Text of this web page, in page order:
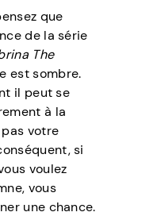
que
de la série
The
est sombre.
il peut se
à la
votre
si
voulez
vous
une chance.